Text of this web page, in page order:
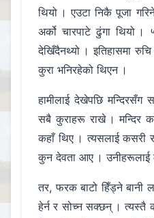
थियो । एउटा निकै पूजा
अर्को चारपाटे ढुंगा थियो
देखिँदैनथ्यो । इतिहासमा
कुरा भनिरहेको थिएन ।
हामीलाई देखेपछि मन्दिरसँग
सबै कुराहरू राखे । मन्दिर
कहाँ थिए । त्यसलाई कसरी र
कुन देवता आए । उनीहरूलाई
तर, फरक बाटो हिँड्ने बानी
हेर्न र सोच्न सक्छन् । त्यस्तै